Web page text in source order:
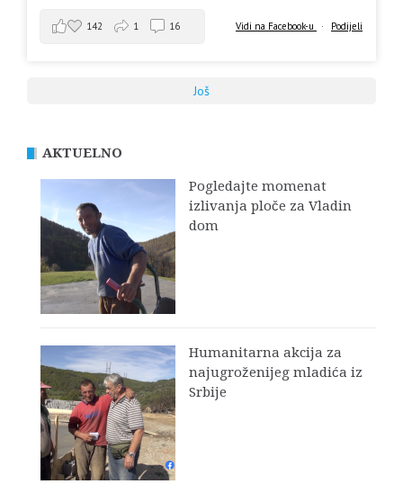
Vidi na Facebook-u · Podijeli
142 1 16
Još
AKTUELNO
Pogledajte momenat
izlivanja ploče za Vladin
dom
Humanitarna akcija za
najugroženijeg mladića iz
Srbije